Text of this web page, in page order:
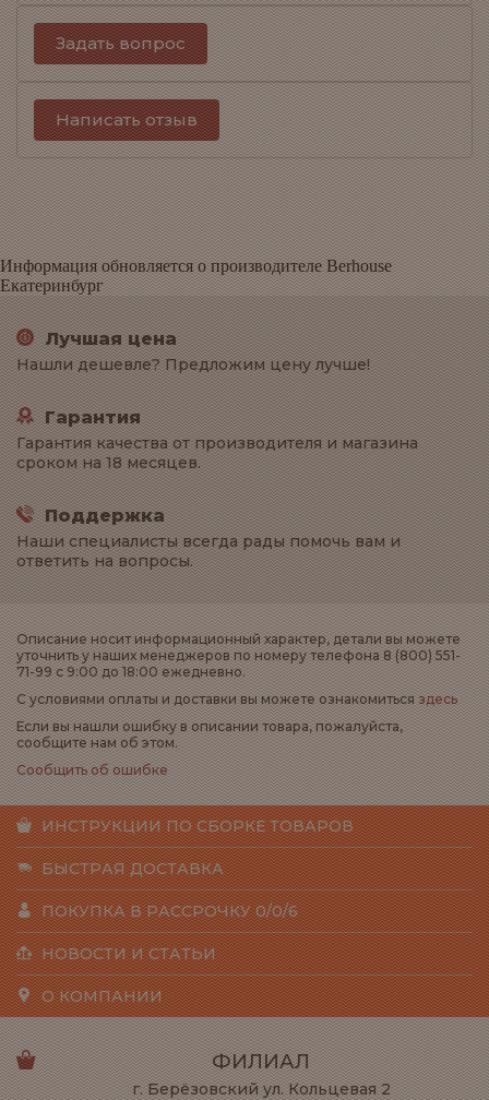
Задать вопрос
Написать отзыв
Информация обновляется о производителе Berhouse
Екатеринбург
Лучшая цена
Нашли дешевле? Предложим цену лучше!
Гарантия
Гарантия качества от производителя и магазина
сроком на 18 месяцев.
Поддержка
Наши специалисты всегда рады помочь вам и
ответить на вопросы.
Описание носит информационный характер, детали вы можете
уточнить у наших менеджеров по номеру телефона 8 (800) 551-
71-99 с 9:00 до 18:00 ежедневно.
С условиями оплаты и доставки вы можете ознакомитьсяздесь
Если вы нашли ошибку в описании товара, пожалуйста,
сообщите нам об этом.
Сообщить об ошибке
ИНСТРУКЦИИ ПО СБОРКЕ ТОВАРОВ
БЫСТРАЯ ДОСТАВКА
ПОКУПКА В РАССРОЧКУ 0/0/6
НОВОСТИ И СТАТЬИ
О КОМПАНИИ
ФИЛИАЛ
г. Берёзовский ул. Кольцевая 2